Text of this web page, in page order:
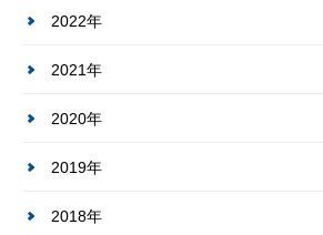
2022年
2021年
2020年
2019年
2018年